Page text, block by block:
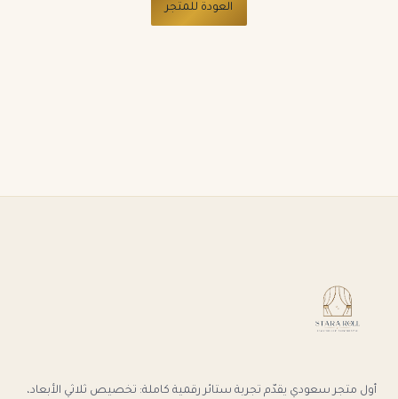
العودة للمتجر
أول متجر سعودي يقدّم تجربة ستائر رقمية كاملة: تخصيص ثلاثي الأبعاد،